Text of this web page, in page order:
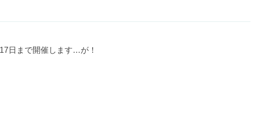
日まで開催します…が！